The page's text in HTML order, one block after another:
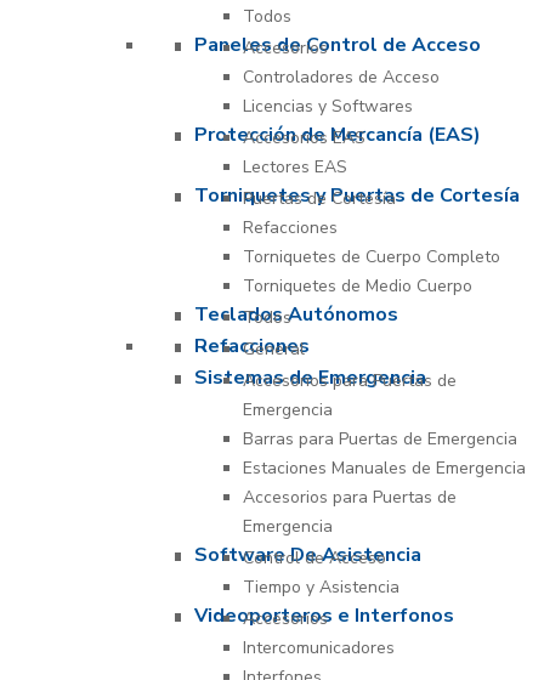
Todos
Paneles de Control de Acceso
Accesorios
Controladores de Acceso
Licencias y Softwares
Protección de Mercancía (EAS)
Accesorios EAS
Lectores EAS
Torniquetes y Puertas de Cortesía
Puertas de Cortesía
Refacciones
Torniquetes de Cuerpo Completo
Torniquetes de Medio Cuerpo
Teclados Autónomos
Todos
Refacciones
General
Sistemas de Emergencia
Accesorios para Puertas de
Emergencia
Barras para Puertas de Emergencia
Estaciones Manuales de Emergencia
Accesorios para Puertas de
Emergencia
Software De Asistencia
Control de Acceso
Tiempo y Asistencia
Videoporteros e Interfonos
Accesorios
Intercomunicadores